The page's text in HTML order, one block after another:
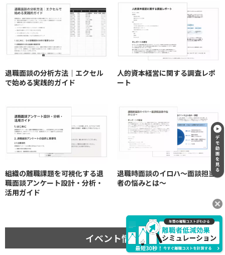
退職面談の分析方法｜エクセル
で始める実践的ガイド
人的資本経営に関する調査レポ
ート
組織の離職課題を可視化する退
職面談アンケート設計・分析・
活用ガイド
退職時面談のイロハ〜面談担当
者の悩みとは〜
イベント情報